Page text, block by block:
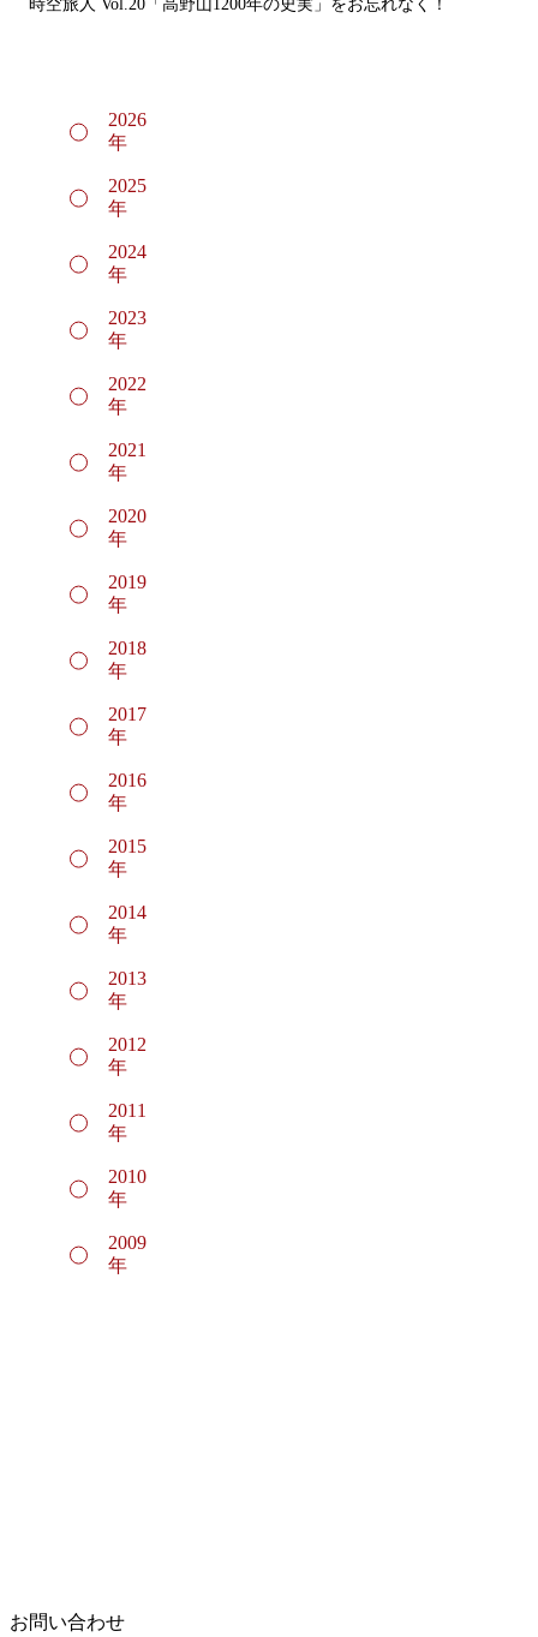
時空旅人 Vol.20「高野山1200年の史実」をお忘れなく！
2026
年
2025
年
2024
年
2023
年
2022
年
2021
年
2020
年
2019
年
2018
年
2017
年
2016
年
2015
年
2014
年
2013
年
2012
年
2011
年
2010
年
2009
年
お問い合わせ